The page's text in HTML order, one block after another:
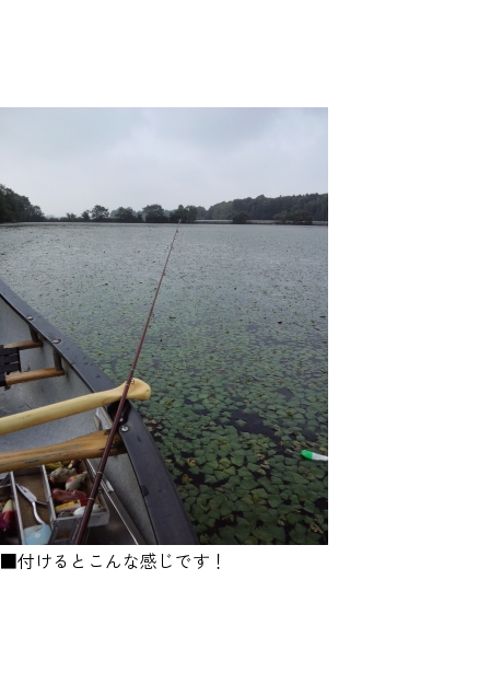
■付けるとこんな感じです！